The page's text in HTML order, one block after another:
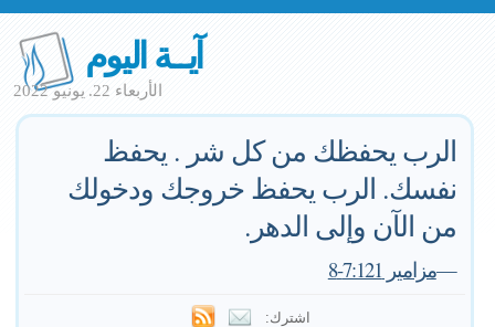
آيــة اليوم
الأربعاء 22. يونيو 2022
الرب يحفظك من كل شر . يحفظ
نفسك. الرب يحفظ خروجك ودخولك
من الآن وإلى الدهر.
—مزامير 7:121-8
اشترك: